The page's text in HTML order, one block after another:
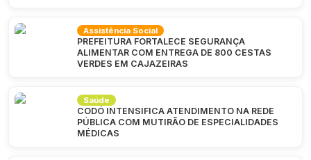
Assistência Social
PREFEITURA FORTALECE SEGURANÇA
ALIMENTAR COM ENTREGA DE 800 CESTAS
VERDES EM CAJAZEIRAS
Saúde
CODÓ INTENSIFICA ATENDIMENTO NA REDE
PÚBLICA COM MUTIRÃO DE ESPECIALIDADES
MÉDICAS